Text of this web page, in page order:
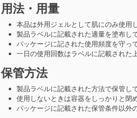
用法・用量
本品は外用ジェルとして肌にのみ使用
製品ラベルに記載された適量を塗布し
パッケージに記された使用頻度を守っ
一日の使用回数はラベルに記載された
保管方法
製品ラベルに記載された方法で保管し
使用しないときは容器をしっかりと閉
パッケージに記載された保管条件以外